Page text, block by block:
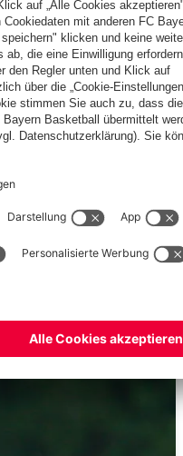
selbstbewusst. „Mit
entwickeln, der uns
noch nicht
einfach sehr.“